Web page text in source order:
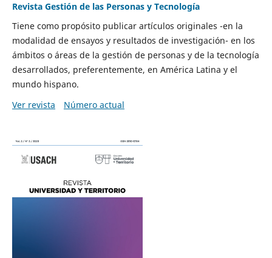
Revista Gestión de las Personas y Tecnología
Tiene como propósito publicar artículos originales -en la
modalidad de ensayos y resultados de investigación- en los
ámbitos o áreas de la gestión de personas y de la tecnología
desarrollados, preferentemente, en América Latina y el
mundo hispano.
Ver revista
Número actual